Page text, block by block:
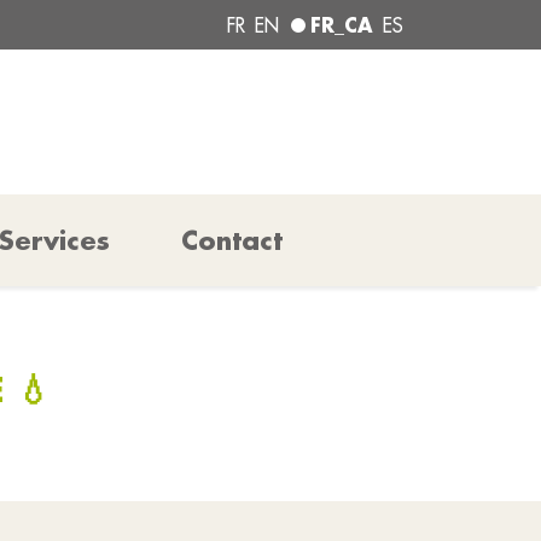
FR EN FR_CA ES
Contact